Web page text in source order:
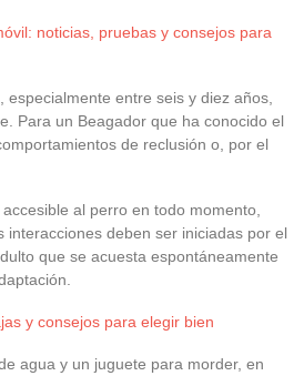
noticias, pruebas y consejos para
entre seis y diez años,
Para un Beagador que ha conocido el
de reclusión o, por el
al perro en todo momento,
deben ser iniciadas por el
que se acuesta espontáneamente
y consejos para elegir bien
agua y un juguete para morder, en